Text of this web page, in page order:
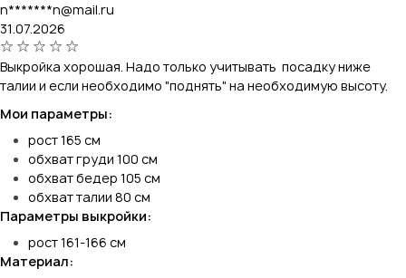
n*******n@mail.ru
31.07.2026
Выкройка хорошая. Надо только учитывать посадку ниже
талии и если необходимо "поднять" на необходимую высоту.
Мои параметры:
рост 165 см
обхват груди 100 см
обхват бедер 105 см
обхват талии 80 см
Параметры выкройки:
рост 161-166 см
Материал: